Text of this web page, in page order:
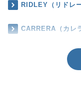
RIDLEY（リドレー
CARRERA（カレ